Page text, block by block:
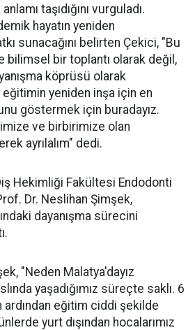
taşıdığını vurguladı.
hayatın yeniden
sunacağını belirten Çekici, "Bu
bilimsel bir toplantı olarak değil,
köprüsü olarak
yeniden inşa için en
göstermek için buradayız.
ve birbirimize olan
ayrılalım" dedi.
Hekimliği Fakültesi Endodonti
Dr. Neslihan Şimşek,
dayanışma sürecini
"Neden Malatya'dayız
yaşadığımız süreçte saklı. 6
eğitim ciddi şekilde
yurt dışından hocalarımız